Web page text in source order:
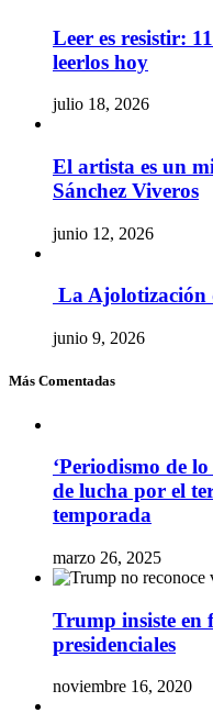
Leer es resistir:
leerlos hoy
julio 18, 2026
El artista es un
Sánchez Viveros
junio 12, 2026
La Ajolotización
junio 9, 2026
Más Comentadas
‘Periodismo de
de lucha por el
temporada
marzo 26, 2025
Trump insiste en
presidenciales
noviembre 16, 2020